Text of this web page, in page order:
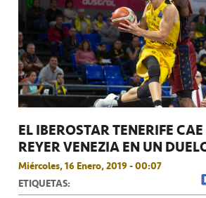
EL IBEROSTAR TENERIFE
REYER VENEZIA EN UN
Miércoles, 16 Enero, 2019 - 00:07
ETIQUETAS: